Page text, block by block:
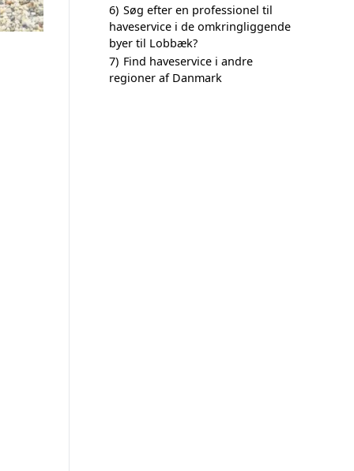
6) Søg efter en professionel til
haveservice i de omkringliggende
byer til Lobbæk?
7) Find haveservice i andre
regioner af Danmark